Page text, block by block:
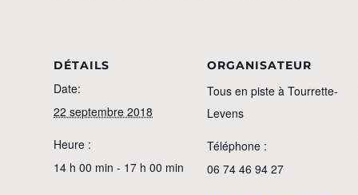
DÉTAILS
Date:
22 septembre 2018
Heure :
14 h 00 min - 17 h 00 min
ORGANISATEUR
Tous en piste à Tourrette-
Levens
Téléphone :
06 74 46 94 27